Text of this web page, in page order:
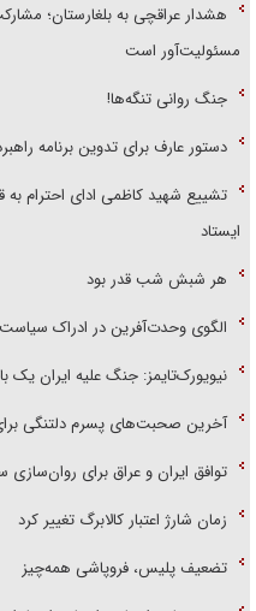
هشدار عراقچی به بلغارستان؛
مسئولیت‌آور است
جنگ روانی تنگه‌ها!
دستور عارف برای تدوین برنامه
تشییع شهید کاظمی ادای احترام
ایستاد
هر شبش شب قدر بود
الگوی وحدت‌آفرین در ادراک
نیویورک‌تایمز: جنگ علیه ایران
آخرین صحبت‌های پسرم دلتنگی
توافق ایران و عراق برای روان‌سازی
زمان شارژ اعتبار کالابرگ تغییر کرد
تضعیف پلیس، فروپاشی همه‌چیز